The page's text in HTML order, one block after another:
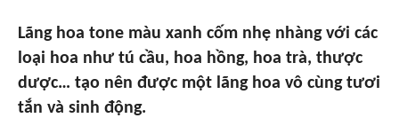
Lãng hoa tone màu xanh cốm nhẹ nhàng với các
loại hoa như tú cầu, hoa hồng, hoa trà, thược
dược… tạo nên được một lãng hoa vô cùng tươi
tắn và sinh động.